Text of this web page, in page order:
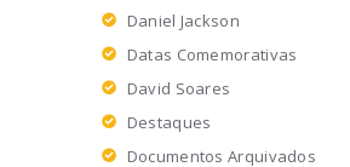
Daniel Jackson
Datas Comemorativas
David Soares
Destaques
Documentos Arquivados